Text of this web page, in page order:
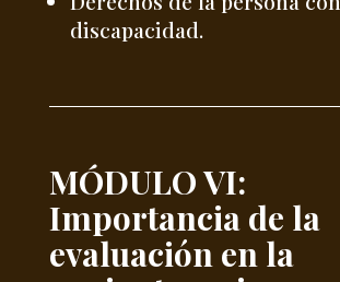
discapacidad.
MÓDULO VI:
Importancia de la
evaluación en la